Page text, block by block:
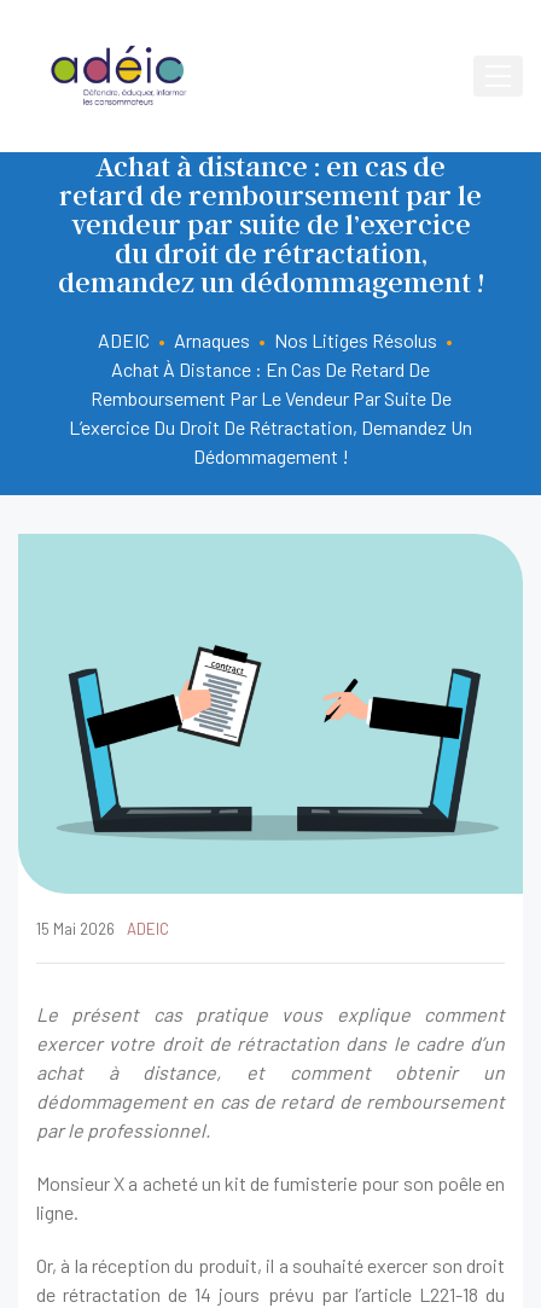
Achat à distance : en cas de
retard de remboursement par le
vendeur par suite de l’exercice
du droit de rétractation,
demandez un dédommagement !
ADEIC • Arnaques • Nos Litiges Résolus •
Achat À Distance : En Cas De Retard De
Remboursement Par Le Vendeur Par Suite De
L’exercice Du Droit De Rétractation, Demandez Un
Dédommagement !
15 Mai 2026 ADEIC
Le présent cas pratique vous explique comment
exercer votre droit de rétractation dans le cadre d’un
achat à distance, et comment obtenir un
dédommagement en cas de retard de remboursement
par le professionnel.
Monsieur X a acheté un kit de fumisterie pour son poêle en
ligne.
Or, à la réception du produit, il a souhaité exercer son droit
de rétractation de 14 jours prévu par l’article L221-18 du